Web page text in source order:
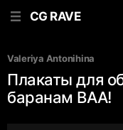
CG RAVE
Valeriya Antonihina
Плакаты для
баранам BAA!